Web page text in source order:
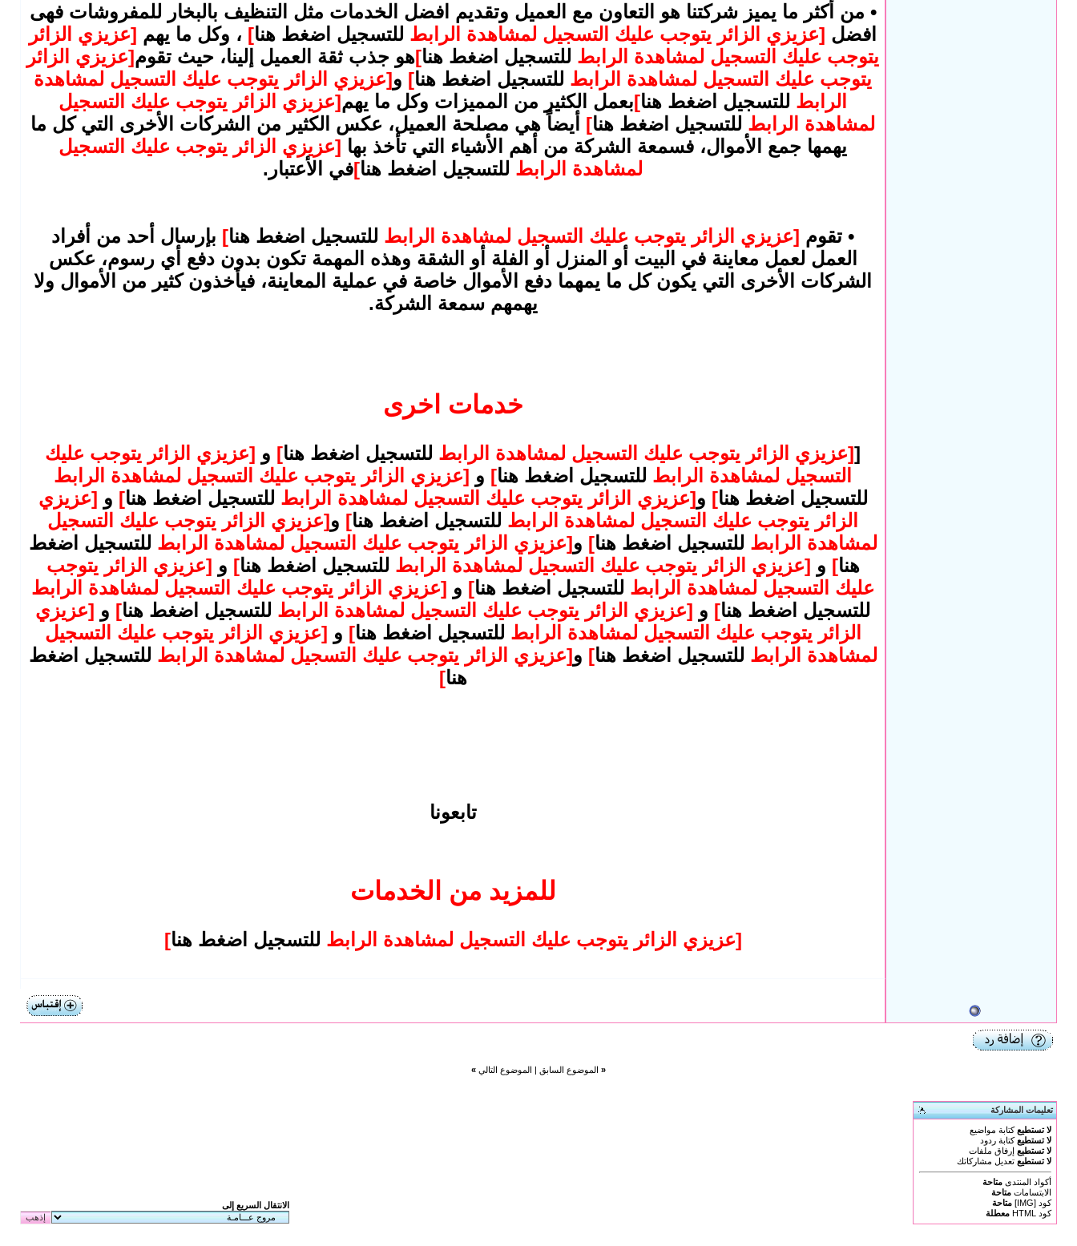
• من أكثر ما يميز شركتنا هو التعاون مع العميل وتقديم افضل الخدمات مثل التنظيف بالبخار للمفروشات فهى
افضل [عزيزي الزائر يتوجب عليك التسجيل لمشاهدة الرابط للتسجيل اضغط هنا] ، وكل ما يهم [عزيزي الزائر
يتوجب عليك التسجيل لمشاهدة الرابط للتسجيل اضغط هنا]هو جذب ثقة العميل إلينا، حيث تقوم[عزيزي الزائر
يتوجب عليك التسجيل لمشاهدة الرابط للتسجيل اضغط هنا] و[عزيزي الزائر يتوجب عليك التسجيل لمشاهدة
الرابط للتسجيل اضغط هنا]بعمل الكثير من المميزات وكل ما يهم[عزيزي الزائر يتوجب عليك التسجيل
لمشاهدة الرابط للتسجيل اضغط هنا] أيضاً هي مصلحة العميل، عكس الكثير من الشركات الأخرى التي كل ما
يهمها جمع الأموال، فسمعة الشركة من أهم الأشياء التي تأخذ بها [عزيزي الزائر يتوجب عليك التسجيل
لمشاهدة الرابط للتسجيل اضغط هنا]في الأعتبار.
• تقوم [عزيزي الزائر يتوجب عليك التسجيل لمشاهدة الرابط للتسجيل اضغط هنا] بإرسال أحد من أفراد
العمل لعمل معاينة في البيت أو المنزل أو الفلة أو الشقة وهذه المهمة تكون بدون دفع أي رسوم، عكس
الشركات الأخرى التي يكون كل ما يمهما دفع الأموال خاصة في عملية المعاينة، فيأخذون كثير من الأموال ولا
يهمهم سمعة الشركة.
خدمات اخرى
[[عزيزي الزائر يتوجب عليك التسجيل لمشاهدة الرابط للتسجيل اضغط هنا] و [عزيزي الزائر يتوجب عليك
التسجيل لمشاهدة الرابط للتسجيل اضغط هنا] و [عزيزي الزائر يتوجب عليك التسجيل لمشاهدة الرابط
للتسجيل اضغط هنا] و[عزيزي الزائر يتوجب عليك التسجيل لمشاهدة الرابط للتسجيل اضغط هنا] و [عزيزي
الزائر يتوجب عليك التسجيل لمشاهدة الرابط للتسجيل اضغط هنا] و[عزيزي الزائر يتوجب عليك التسجيل
لمشاهدة الرابط للتسجيل اضغط هنا] و[عزيزي الزائر يتوجب عليك التسجيل لمشاهدة الرابط للتسجيل اضغط
هنا] و [عزيزي الزائر يتوجب عليك التسجيل لمشاهدة الرابط للتسجيل اضغط هنا] و [عزيزي الزائر يتوجب
عليك التسجيل لمشاهدة الرابط للتسجيل اضغط هنا] و [عزيزي الزائر يتوجب عليك التسجيل لمشاهدة الرابط
للتسجيل اضغط هنا] و [عزيزي الزائر يتوجب عليك التسجيل لمشاهدة الرابط للتسجيل اضغط هنا] و [عزيزي
الزائر يتوجب عليك التسجيل لمشاهدة الرابط للتسجيل اضغط هنا] و [عزيزي الزائر يتوجب عليك التسجيل
لمشاهدة الرابط للتسجيل اضغط هنا] و[عزيزي الزائر يتوجب عليك التسجيل لمشاهدة الرابط للتسجيل اضغط
هنا]
تابعونا
للمزيد من الخدمات
[عزيزي الزائر يتوجب عليك التسجيل لمشاهدة الرابط للتسجيل اضغط هنا]
« الموضوع السابق | الموضوع التالي »
تعليمات المشاركة
لا تستطيع كتابة مواضيع
لا تستطيع كتابة ردود
لا تستطيع إرفاق ملفات
لا تستطيع تعديل مشاركاتك
أكواد المنتدى متاحة
الابتسامات متاحة
كود [IMG]
متاحة
كود HTML
معطلة
الانتقال السريع إلى